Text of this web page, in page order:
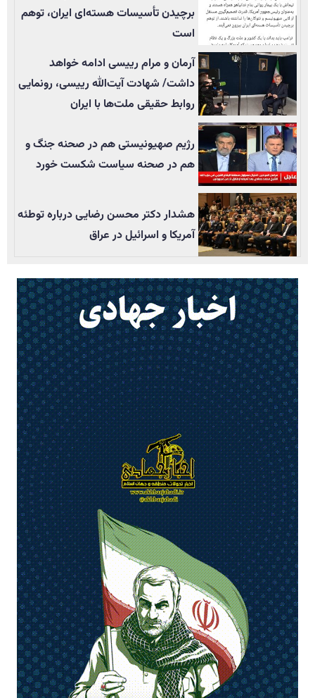
برچیدن تأسيسات هسته‌ای ایران، توهم
است
آرمان و مرام رییسی ادامه خواهد
داشت/ شهادت آیت‌الله رییسی، رونمایی
روابط حقیقی ملت‌ها با ایران
رژیم صهیونیستی هم در صحنه جنگ و
هم در صحنه سیاست شکست خورد
هشدار دکتر محسن رضایی درباره توطئه
آمریکا و اسرائیل در عراق